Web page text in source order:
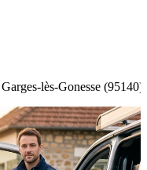
lès-Gonesse (95140)